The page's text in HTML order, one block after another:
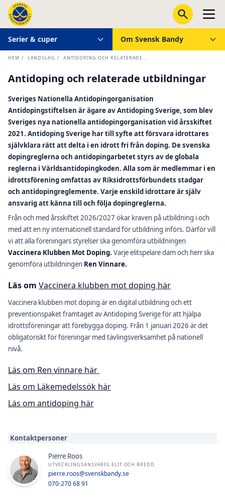
Serier & cuper Om Svensk Bandy
HEM / LANDSLAG / ANTIDOPING OCH RELATERADE...
Antidoping och relaterade utbildningar
Sveriges Nationella Antidopingorganisation
Antidopingstiftelsen är ägare av Antidoping Sverige, som blev
Sveriges nya nationella antidopingorganisation vid årsskiftet
2021. Antidoping Sverige har till syfte att försvara idrottares
självklara rätt att delta i en idrott fri från doping. De svenska
dopingreglerna och antidopingarbetet styrs av de globala
reglerna i Världsantidopingkoden. Alla som är medlemmar i en
idrottsförening omfattas av Riksidrottsförbundets stadgar
och antidopingreglemente. Varje enskild idrottare är själv
ansvarig att känna till och följa dopingreglerna.
Från och med årsskiftet 2026/2027 ökar kraven på utbildning i och
med att en ny internationell standard för utbildning införs. Därför vill
vi att alla föreningars styrelser ska genomföra utbildningen
Vaccinera Klubben Mot Doping. Varje elitspelare dam och herr ska
genomföra utbildningen Ren Vinnare.
Läs om Vaccinera klubben mot doping här
Vaccinera klubben mot doping är en digital utbildning och ett
preventionspaket framtaget av Antidoping Sverige för att hjälpa
idrottsföreningar att förebygga doping. Från 1 januari 2026 är det
obligatoriskt för föreningar med tävlingsverksamhet på nationell
nivå.
Läs om Ren vinnare här
Läs om Läkemedelssök här
Läs om antidoping här
Kontaktpersoner
Pierre Roos
UTVECKLINGSANSVARIG ELIT OCH BREDD
pierre.roos@svenskbandy.se
070-270 68 91